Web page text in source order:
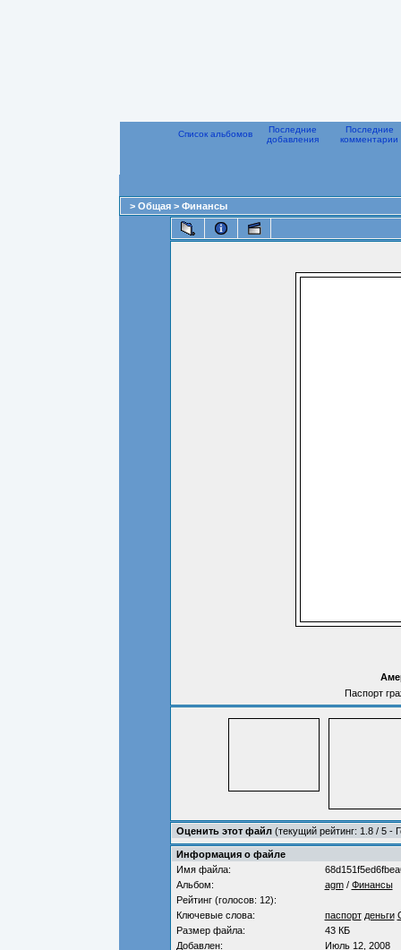
Список альбомов
Последние
добавления
Последние
комментарии
> Общая > Финансы
Паспорт
Оценить этот файл (текущий рейтинг: 1.8 / 5 -
Информация о файле
Имя файла:
Альбом:
agm/ Финансы
Рейтинг (голосов: 12):
Ключевые слова:
паспорт деньги
Размер файла:
43 КБ
Добавлен:
Июль 12, 2008